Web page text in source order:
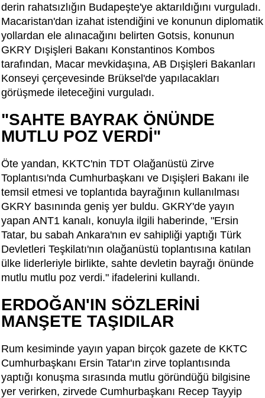
derin rahatsızlığın Budapeşte'ye aktarıldığını vurguladı.
Macaristan'dan izahat istendiğini ve konunun diplomatik
yollardan ele alınacağını belirten Gotsis, konunun
GKRY Dışişleri Bakanı Konstantinos Kombos
tarafından, Macar mevkidaşına, AB Dışişleri Bakanları
Konseyi çerçevesinde Brüksel'de yapılacakları
görüşmede ileteceğini vurguladı.
"SAHTE BAYRAK ÖNÜNDE
MUTLU POZ VERDİ"
Öte yandan, KKTC'nin TDT Olağanüstü Zirve
Toplantısı'nda Cumhurbaşkanı ve Dışişleri Bakanı ile
temsil etmesi ve toplantıda bayrağının kullanılması
GKRY basınında geniş yer buldu. GKRY'de yayın
yapan ANT1 kanalı, konuyla ilgili haberinde, "Ersin
Tatar, bu sabah Ankara'nın ev sahipliği yaptığı Türk
Devletleri Teşkilatı'nın olağanüstü toplantısına katılan
ülke liderleriyle birlikte, sahte devletin bayrağı önünde
mutlu mutlu poz verdi." ifadelerini kullandı.
ERDOĞAN'IN SÖZLERİNİ
MANŞETE TAŞIDILAR
Rum kesiminde yayın yapan birçok gazete de KKTC
Cumhurbaşkanı Ersin Tatar'ın zirve toplantısında
yaptığı konuşma sırasında mutlu göründüğü bilgisine
yer verirken, zirvede Cumhurbaşkanı Recep Tayyip